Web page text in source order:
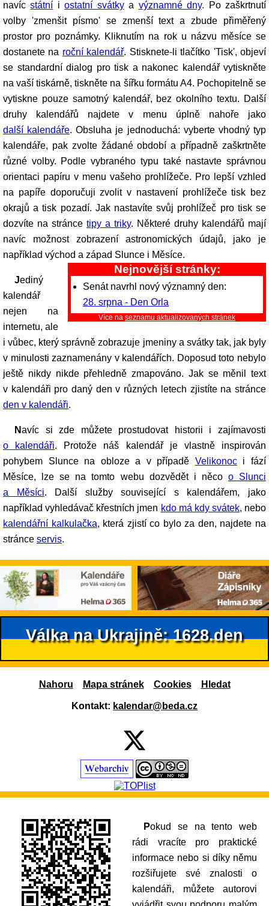
navícstátní iostatní svátkya významné dny. Po zaškrtnutí
volby 'zmenšit písmo' se zmenší text a zbude přiměřený
prostor pro poznámky. Kliknutím na rok u názvu měsíce se
dostanete na roční kalendář. Stisknete-li tlačítko 'Tisk', objeví
se standardní dialog pro tisk a nakonec kalendář vytiskněte
na vaší tiskárně, tiskněte na šířku formátu A4. Pochopitelně se
vytiskne pouze samotný kalendář, bez okolního textu. Další
druhy kalendářů najdete v menu úplně nahoře jako
další kalendáře. Obsluha je jednoduchá: vyberte vhodný typ
kalendáře, pak zvolte žádané období a případně zaškrtněte
různé volby. Podle vybraného typu také nastavte správnou
orientaci papíru v menu vašeho prohlížeče. Pro lepší vzhled
na papíře doporučuji zvolit v nastavení prohlížeče tisk bez
okrajů a tisk pozadí. Jak nastavíte svůj prohlížeč pro tisk se
dozvíte na stránce tipy a triky. Některé druhy kalendářů mají
navíc možnost zobrazení astronomických údajů, jako je
například východ a západ Slunce i Měsíce.
Nejnovější stránky:
Senát navrhl nový významný den:
28. srpna - Den Orla
Více na seznamu aktualizovaných stránek
Jediný
kalendář
nejen na
internetu, ale
i vůbec, který správně zobrazuje jmeniny a svátky tak, jak byly
v minulosti zaznamenány v kalendářích. Doposud toto nebylo
ještě nikdy nikde přehledně zmapováno. Jak se měnil text
v kalendáři pro daný den v různých letech zjistíte na stránce
den v kalendáři.
Navíc si zde můžete prostudovat historii i zajímavosti
o kalendáři. Protože náš kalendář je vlastně inspirován
pohybem Slunce na obloze a v případě Velikonoci fází
Měsíce, lze se na tomto webu dozvědět i něco o Slunci
a Měsíci. Další služby související s kalendářem, jako
například vyhledávač křestních jmen kdo má kdy svátek, nebo
kalendářní kalkulačka, která zjistí co bylo za den, najdete na
stránce servis.
Válka na Ukrajině: 1628.den
Nahoru Mapa stránek Cookies Hledat
Kontakt: kalendar@beda.cz
Pokud se na tento web
rádi vracíte pro praktické
informace nebo si díky němu
rozšiřujete své znalosti o
kalendáři, můžete autorovi